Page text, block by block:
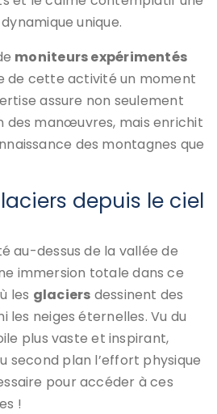
unique.
moniteurs expérimentés
de cette activité un moment
assure non seulement
des manœuvres, mais enrichit
des montagnes que
depuis le ciel
au-dessus de la vallée de
immersion totale dans ce
les glaciers dessinent des
les neiges éternelles. Vu du
plus vaste et inspirant,
second plan l’effort physique
pour accéder à ces
!